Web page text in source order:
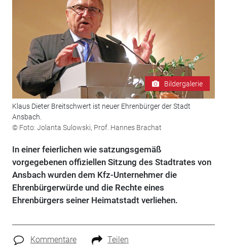
Bildergalerie
Klaus Dieter Breitschwert ist neuer Ehrenbürger der Stadt
Ansbach.
© Foto: Jolanta Sulowski, Prof. Hannes Brachat
In einer feierlichen wie satzungsgemäß
vorgegebenen offiziellen Sitzung des Stadtrates von
Ansbach wurden dem Kfz-Unternehmer die
Ehrenbürgerwürde und die Rechte eines
Ehrenbürgers seiner Heimatstadt verliehen.
Kommentare Teilen